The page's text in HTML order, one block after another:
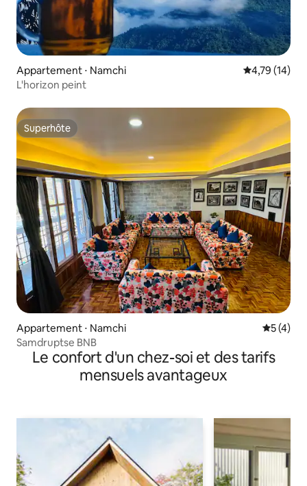
Appartement ⋅ Namchi Évaluation
4,79 (14)
L'horizon peint
Superhôte
Superhôte
Appartement ⋅ Namchi
5 (4)
Samdruptse BNB
Le confort d'un chez-soi et des tarifs
mensuels avantageux